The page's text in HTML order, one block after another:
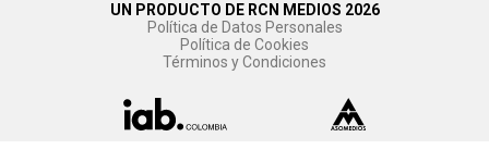
UN PRODUCTO DE RCN MEDIOS 2026
Política de Datos Personales
Política de Cookies
Términos y Condiciones